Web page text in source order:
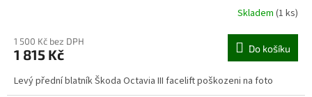
Skladem (1 ks)
1 500 Kč bez DPH
1 815 Kč Do košíku
Levý přední blatník Škoda Octavia III facelift poškozeni na foto